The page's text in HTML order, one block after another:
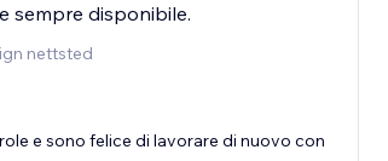
sempre disponibile.
nettsted
e sono felice di lavorare di nuovo con